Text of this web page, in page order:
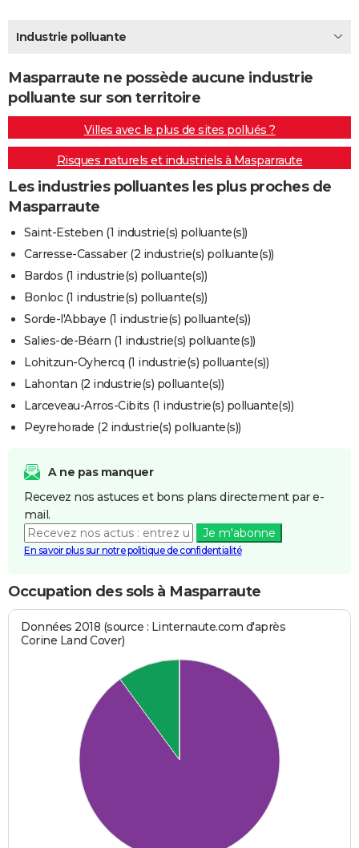
BONS PLANS
CARTE DE VOEUX
Carte de Noël
Carte Bonne année
Carte Saint-Valentin
Carte Pâques
Carte d'anniversaire
DICTIONNAIRE
Dictionnaire
Biographies
Citations
Expressions
Proverbes
PROGRAMME TV
COPAINS D'AVANT
AVIS DE DÉCÈS
FORUM
Industrie polluante
Masparraute ne possède aucune industrie
polluante sur son territoire
Villes avec le plus de sites pollués ?
Risques naturels et industriels à Masparraute
Les industries polluantes les plus proches de
Masparraute
Saint-Esteben (1 industrie(s) polluante(s))
Carresse-Cassaber (2 industrie(s) polluante(s))
Bardos (1 industrie(s) polluante(s))
Bonloc (1 industrie(s) polluante(s))
Sorde-l'Abbaye (1 industrie(s) polluante(s))
Salies-de-Béarn (1 industrie(s) polluante(s))
Lohitzun-Oyhercq (1 industrie(s) polluante(s))
Lahontan (2 industrie(s) polluante(s))
Larceveau-Arros-Cibits (1 industrie(s) polluante(s))
Peyrehorade (2 industrie(s) polluante(s))
A ne pas manquer
Recevez nos astuces et bons plans directement par e-
mail.
Je m'abonne
En savoir plus sur notre politique de confidentialité
Occupation des sols à Masparraute
Données 2018 (source : Linternaute.com d'après
Corine Land Cover)